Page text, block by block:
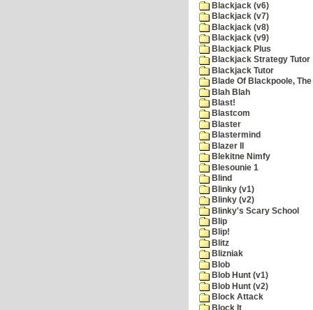
Blackjack (v6)
Blackjack (v7)
Blackjack (v8)
Blackjack (v9)
Blackjack Plus
Blackjack Strategy Tutor
Blackjack Tutor
Blade Of Blackpoole, The
Blah Blah
Blast!
Blastcom
Blaster
Blastermind
Blazer II
Blekitne Nimfy
Blesounie 1
Blind
Blinky (v1)
Blinky (v2)
Blinky's Scary School
Blip
Blip!
Blitz
Blizniak
Blob
Blob Hunt (v1)
Blob Hunt (v2)
Block Attack
Block It